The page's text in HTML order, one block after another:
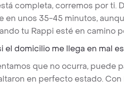
completa, corremos por ti.
en unos 35-45 minutos,
tu Rappi esté en camino
el domicilio me llega en mal
que no ocurra, puede
en perfecto estado.